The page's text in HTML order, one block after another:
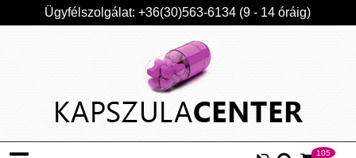
Ügyfélszolgálat: +36(30)563-6134 (9 - 14 óráig)
105